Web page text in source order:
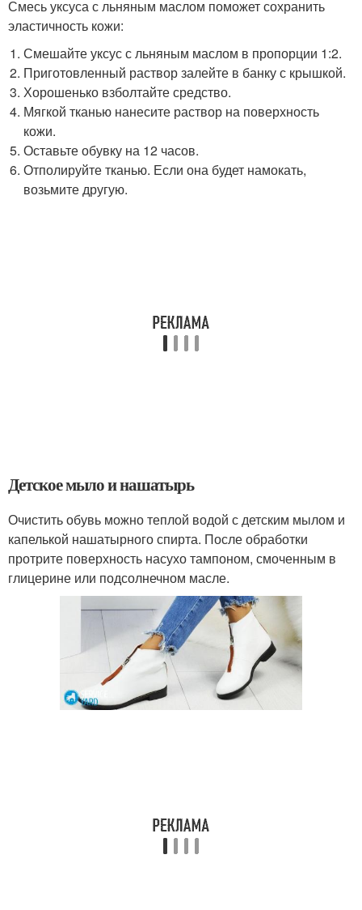
Смесь уксуса с льняным маслом поможет сохранить
эластичность кожи:
Смешайте уксус с льняным маслом в пропорции 1:2.
Приготовленный раствор залейте в банку с крышкой.
Хорошенько взболтайте средство.
Мягкой тканью нанесите раствор на поверхность
кожи.
Оставьте обувку на 12 часов.
Отполируйте тканью. Если она будет намокать,
возьмите другую.
Детское мыло и нашатырь
Очистить обувь можно теплой водой с детским мылом и
капелькой нашатырного спирта. После обработки
протрите поверхность насухо тампоном, смоченным в
глицерине или подсолнечном масле.